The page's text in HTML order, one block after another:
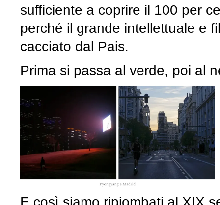
sufficiente a coprire il 100 per
perché il grande intellettuale e
cacciato dal Pais.
Prima si passa al verde, poi al
E così siamo ripiombati al XIX